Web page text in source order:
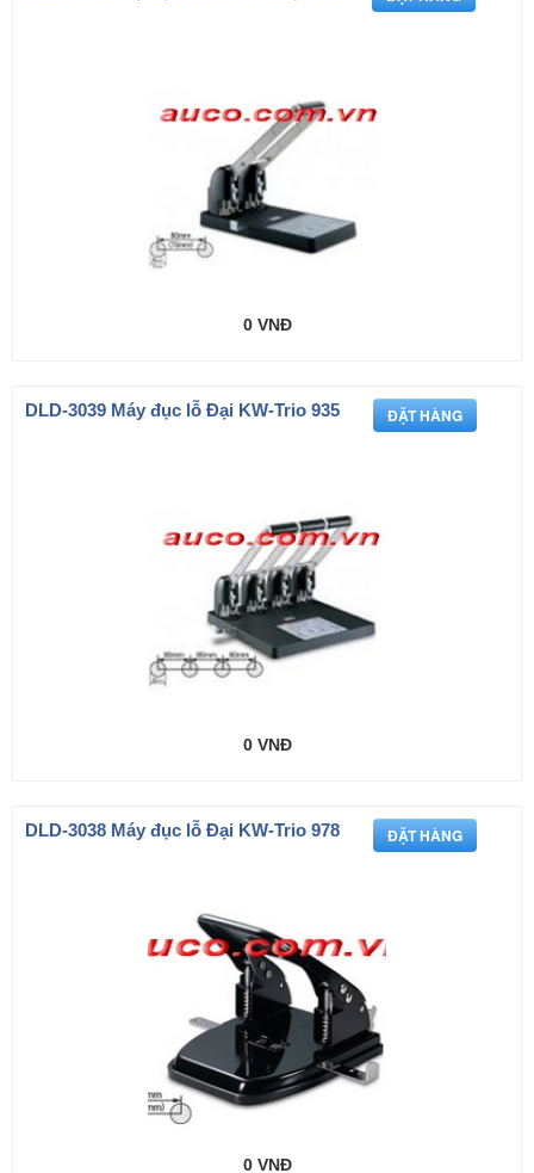
0 VNĐ
DLD-3039 Máy đục lỗ Đại KW-Trio 935
0 VNĐ
DLD-3038 Máy đục lỗ Đại KW-Trio 978
0 VNĐ